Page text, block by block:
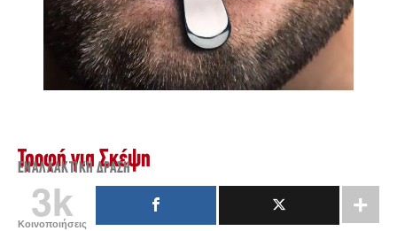
Τροφή για Σκέψη
ΕΝΑΛΛΑΚΤΙΚΉ ΔΡΆΣΗ
3k
Κοινοποιήσεις